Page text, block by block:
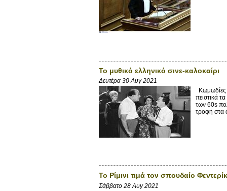
To μυθικό ελληνικό σινε-καλοκαίρι
Δευτέρα 30 Αυγ 2021
Κωμωδίες
πειστικά
των 60s
τροφή στα
Το Ρίμινι τιμά τον σπουδαίο
Σάββατο 28 Αυγ 2021